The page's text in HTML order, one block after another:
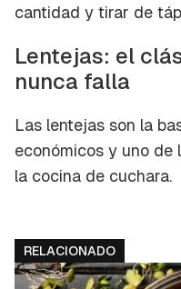
cantidad y tirar de
Lentejas: el
nunca falla
Las lentejas son la
económicos y uno de
la cocina de cuchara.
RELACIONADO